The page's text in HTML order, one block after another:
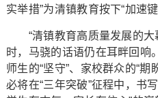
实举措”为清镇教育按下“加速键
“清镇教育高质量发展的大
时，马骁的话语仍在耳畔回响
师生的“坚守”、家校群众的“
必将在“三年突破”征程中，书